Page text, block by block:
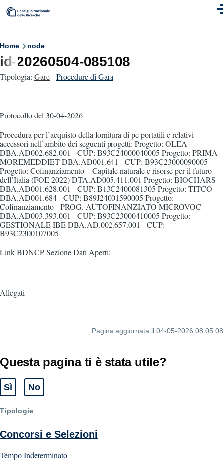
Skip to main content
Breadcrumb
Home node
id-20260504-085108
Tipologia: Gare-Procedure di Gara
Protocollodel 30-04-2026
Procedura per l’acquisto della fornitura di pc portatili e relativi
accessori nell’ambito dei seguenti progetti: Progetto: OLEA
DBA.AD002.682.001 - CUP: B93C24000040005 Progetto: PRIMA
MOREMEDDIET DBA.AD001.641 - CUP: B93C23000090005
Progetto: Cofinanziamento – Capitale naturale e risorse per il futuro
dell’Italia (FOE 2022) DTA.AD005.411.001 Progetto: BIOCHARS
DBA.AD001.628.001 - CUP: B13C2400081305 Progetto: TITCO
DBA.AD001.684 - CUP: B89J24001590005 Progetto:
Cofinanziamento - PROG. AUTOFINANZIATO MICROVOC
DBA.AD003.393.001 - CUP: B93C23000410005 Progetto:
GESTIONALE IBE DBA.AD.002.657.001 - CUP:
B93C2300107005
Link BDNCP Sezione Dati Aperti:
Allegati
Pagina aggiornata il 04-05-2026 08:05:08
Questa pagina ti è stata utile?
Sì
Tipologie
Concorsi e Selezioni
Tempo Indeterminato